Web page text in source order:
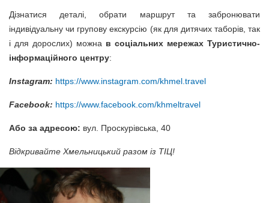
Дізнатися деталі, обрати маршрут та забронювати
індивідуальну чи групову екскурсію (як для дитячих таборів, так
і для дорослих) можна в соціальних мережах Туристично-
інформаційного центру:
Instagram: https://www.instagram.com/khmel.travel
Facebook: https://www.facebook.com/khmeltravel
Або за адресою: вул. Проскурівська, 40
Відкривайте Хмельницький разом із ТІЦ!